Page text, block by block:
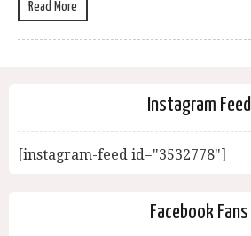
Read More
Instagram Feed
[instagram-feed id="3532778"]
Facebook Fans